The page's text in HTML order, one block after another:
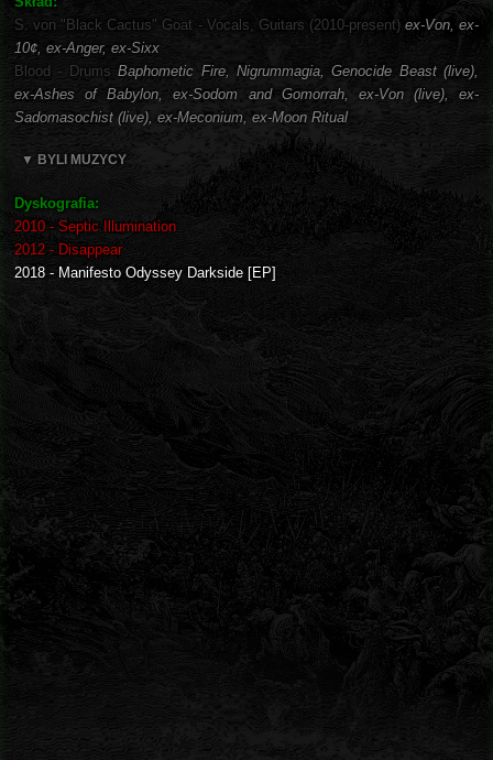
S. von "Black Cactus" Goat - Vocals, Guitars (2010-present) ex-Von, ex-
10¢, ex-Anger, ex-Sixx
Blood - DrumsBaphometic Fire, Nigrummagia, Genocide Beast (live),
ex-Ashes of Babylon, ex-Sodom and Gomorrah, ex-Von (live), ex-
Sadomasochist (live), ex-Meconium, ex-Moon Ritual
▼ BYLI MUZYCY
Dyskografia:
2010 - Septic Illumination
2012 - Disappear
2018 - Manifesto Odyssey Darkside [EP]